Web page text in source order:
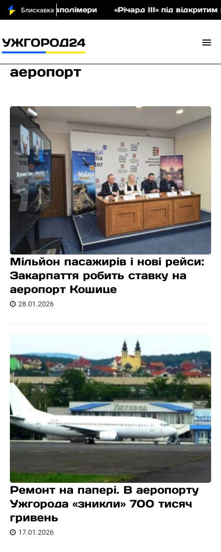
співполімери «Річард ІІІ» під відкритим
аеропорт
Мільйон пасажирів і нові рейси:
Закарпаття робить ставку на
аеропорт Кошице
28.01.2026
Ремонт на папері. В аеропорту
Ужгорода «зникли» 700 тисяч
гривень
17.01.2026